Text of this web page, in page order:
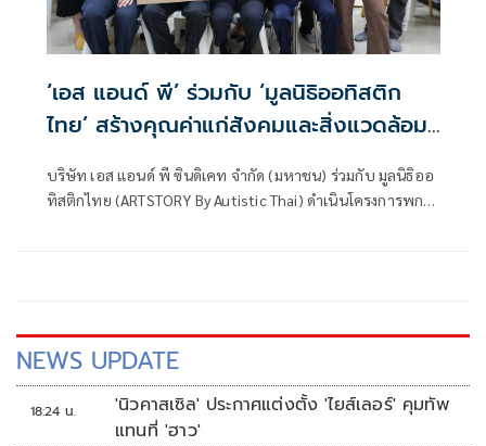
‘เอส แอนด์ พี’ ร่วมกับ ‘มูลนิธิออทิสติก
ไทย’ สร้างคุณค่าแก่สังคมและสิ่งแวดล้อม
2026'
บริษัท เอส แอนด์ พี ซินดิเคท จำกัด (มหาชน) ร่วมกับ มูลนิธิออ
ทิสติกไทย (ARTSTORY By Autistic Thai) ดำเนินโครงการพกถุง
NEWS UPDATE
18:24 น.
'นิวคาสเซิล' ประกาศแต่งตั้ง 'ไยส์เลอร์' คุมทัพ
แทนที่ 'ฮาว'